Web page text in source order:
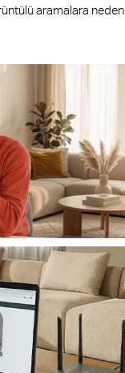
aramalara neden